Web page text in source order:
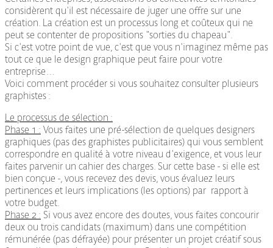
considèrent qu'il est nécessaire de juger une offre sur une
création. La création est un processus long et coûteux qui ne
peut se contenter de propositions "sorties du chapeau".
Si c'est votre point de vue, c'est que vous n'imaginez même pas
tout ce que le design graphique peut faire pour votre
entreprise…
Voici comment procéder si vous souhaitez consulter plusieurs
graphistes :
Le processus de sélection :
Phase 1 : Vous faites une pré-sélection de quelques designers
graphiques (pas des graphistes publicitaires) qui vous semblent
correspondre en qualité à votre niveau d'exigence, et vous leur
faites parvenir un cahier des charges. Sur cette base - si elle est
bien conçue -, vous recevez des devis, vous évaluez leurs
pertinences et leurs implications (les options) par rapport à
votre budget.
Phase 2 : Si vous avez encore des doutes, vous faites concourir
deux ou trois candidats (maximum) dans une compétition
rémunérée (pas défrayée) pour présenter un projet créatif sous